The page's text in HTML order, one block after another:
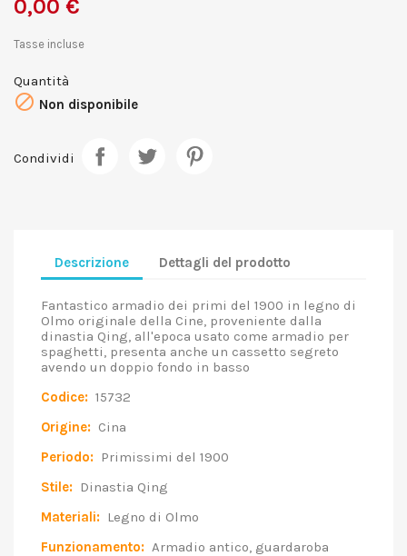
0,00 €
Tasse incluse
Quantità
 Non disponibile
Condividi
Descrizione Dettagli del prodotto
Fantastico armadio dei primi del 1900 in legno di
Olmo originale della Cine, proveniente dalla
dinastia Qing, all'epoca usato come armadio per
spaghetti, presenta anche un cassetto segreto
avendo un doppio fondo in basso
Codice: 15732
Origine: Cina
Periodo: Primissimi del 1900
Stile: Dinastia Qing
Materiali: Legno di Olmo
Funzionamento: Armadio antico, guardaroba